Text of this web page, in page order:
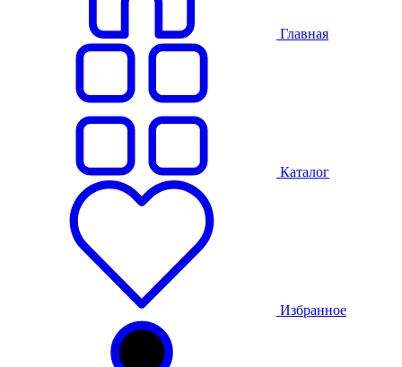
Главная
Каталог
Избранное